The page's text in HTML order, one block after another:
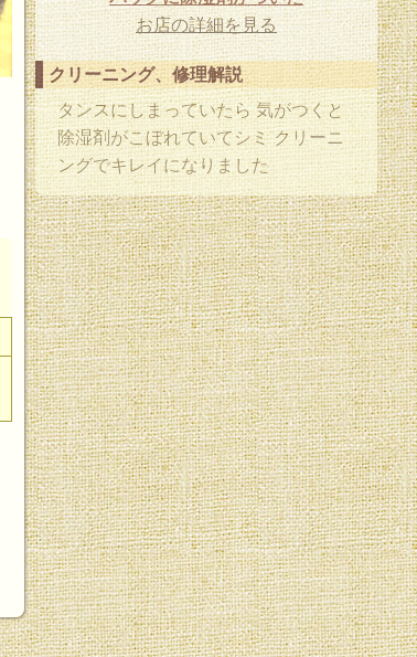
お店の詳細を見る
クリーニング、修理解説
タンスにしまっていたら 気がつくと
除湿剤がこぼれていてシミ クリーニ
ングでキレイになりました